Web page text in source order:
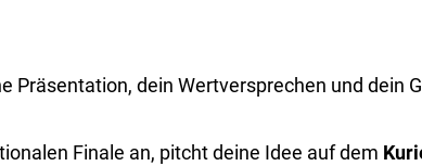
Präsentation, dein Wertversprechen und dein
Finale an, pitcht deine Idee auf dem